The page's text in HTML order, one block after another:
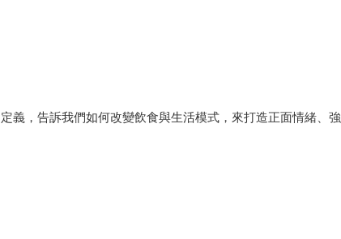
義，告訴我們如何改變飲食與生活模式，來打造正面情緒、